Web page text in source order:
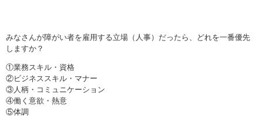
みなさんが障がい者を雇用する立場（人事）だったら、どれを一番優先
しますか？
①業務スキル・資格
②ビジネススキル・マナー
③人柄・コミュニケーション
④働く意欲・熱意
⑤体調